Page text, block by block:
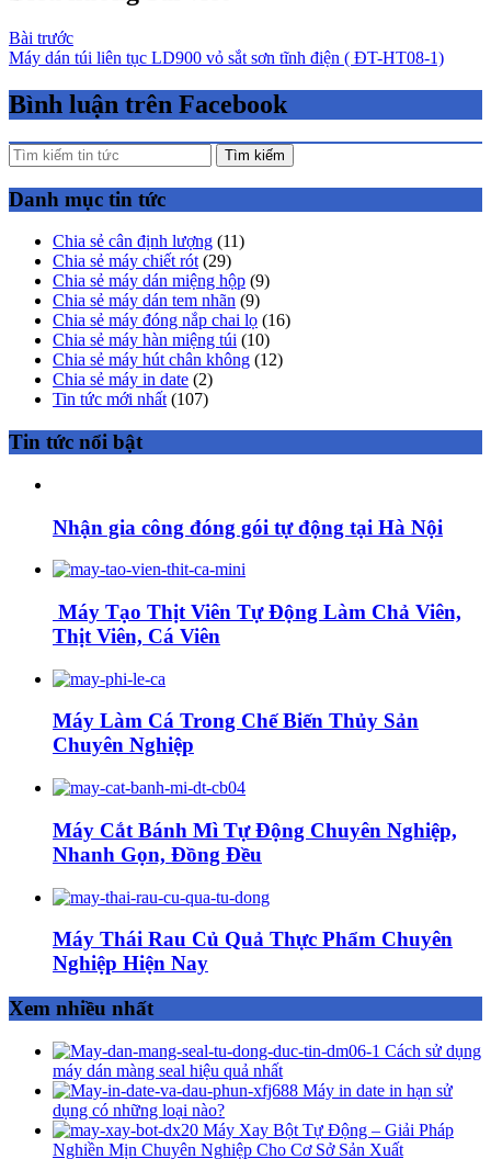
Bài trước
Máy dán túi liên tục LD900 vỏ sắt sơn tĩnh điện ( ĐT-HT08-1)
Bình luận trên Facebook
Tìm kiếm
Danh mục tin tức
Chia sẻ cân định lượng (11)
Chia sẻ máy chiết rót (29)
Chia sẻ máy dán miệng hộp (9)
Chia sẻ máy dán tem nhãn (9)
Chia sẻ máy đóng nắp chai lọ (16)
Chia sẻ máy hàn miệng túi (10)
Chia sẻ máy hút chân không (12)
Chia sẻ máy in date (2)
Tin tức mới nhất (107)
Tin tức nổi bật
Nhận gia công đóng gói tự động tại Hà Nội
Máy Tạo Thịt Viên Tự Động Làm Chả Viên,
Thịt Viên, Cá Viên
Máy Làm Cá Trong Chế Biến Thủy Sản
Chuyên Nghiệp
Máy Cắt Bánh Mì Tự Động Chuyên Nghiệp,
Nhanh Gọn, Đồng Đều
Máy Thái Rau Củ Quả Thực Phẩm Chuyên
Nghiệp Hiện Nay
Xem nhiều nhất
Cách sử dụng
máy dán màng seal hiệu quả nhất
Máy in date in hạn sử
dụng có những loại nào?
Máy Xay Bột Tự Động – Giải Pháp
Nghiền Mịn Chuyên Nghiệp Cho Cơ Sở Sản Xuất